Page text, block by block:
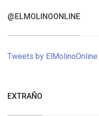
@ELMOLINOONLINE
Tweets by ElMolinoOnline
EXTRAÑO